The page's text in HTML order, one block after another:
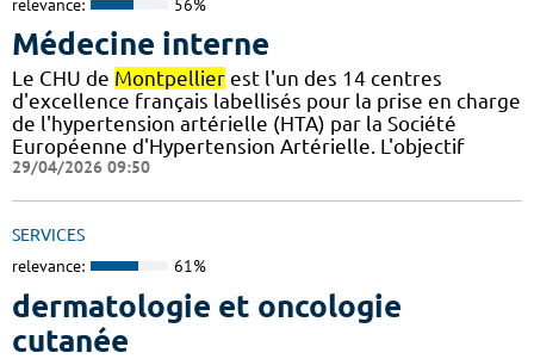
relevance: 56%
Médecine interne
Le CHU de Montpellier est l'un des 14 centres
d'excellence français labellisés pour la prise en charge
de l'hypertension artérielle (HTA) par la Société
Européenne d'Hypertension Artérielle. L'objectif
29/04/2026 09:50
SERVICES
relevance: 61%
dermatologie et oncologie
cutanée